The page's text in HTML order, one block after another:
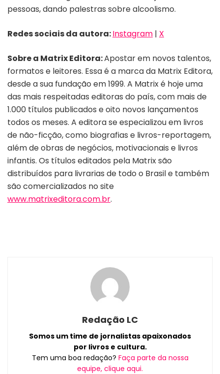
pessoas, dando palestras sobre alcoolismo.
Redes sociais da autora:Instagram | X
Sobre a Matrix Editora:Apostar em novos talentos,
formatos e leitores. Essa é a marca da Matrix Editora,
desde a sua fundação em 1999. A Matrix é hoje uma
das mais respeitadas editoras do país, com mais de
1.000 títulos publicados e oito novos lançamentos
todos os meses. A editora se especializou em livros
de não-ficção, como biografias e livros-reportagem,
além de obras de negócios, motivacionais e livros
infantis. Os títulos editados pela Matrix são
distribuídos para livrarias de todo o Brasil e também
são comercializados no site
www.matrixeditora.com.br.
Redação LC
Somos um time de jornalistas apaixonados
por livros e cultura.
Tem uma boa redação? Faça parte da nossa
equipe, clique aqui.